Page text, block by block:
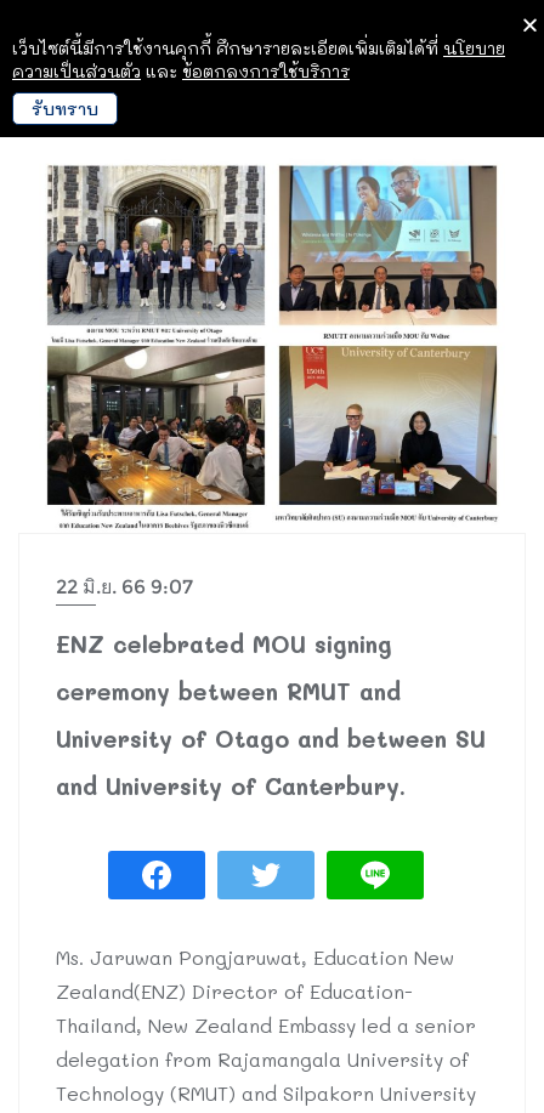
22 มิ.ย. 66 9:07
ENZ celebrated MOU signing
ceremony between RMUT and
University of Otago and between SU
and University of Canterbury.
Ms. Jaruwan Pongjaruwat, Education New
Zealand(ENZ) Director of Education-
Thailand, New Zealand Embassy led a senior
delegation from Rajamangala University of
Technology (RMUT) and Silpakorn University
เว็บไซต์นี้มีการใช้งานคุกกี้ ศึกษารายละเอียดเพิ่มเติมได้ที่ นโยบาย
ความเป็นส่วนตัว และ ข้อตกลงการใช้บริการ
รับทราบ